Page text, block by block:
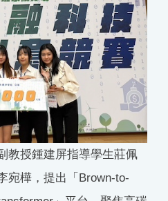
教授鍾建屏指導學生莊佩
宛樺，提出「Brown-to-